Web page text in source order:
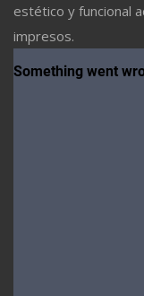
estético y funcional
impresos.